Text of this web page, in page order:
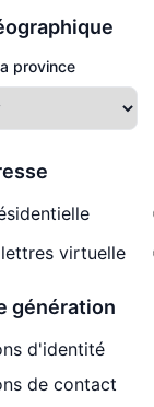
province
virtuelle
génération
d'identité
de contact